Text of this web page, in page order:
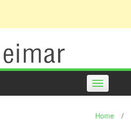
Toggle
navigation
Home /